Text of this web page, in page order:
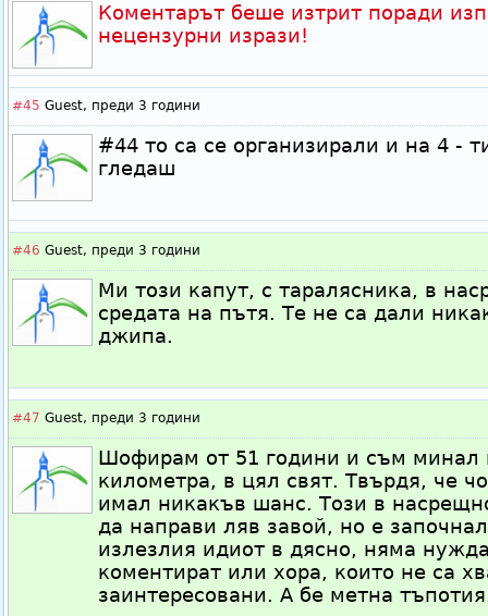
Коментарът беше изтрит поради
нецензурни изрази!
#45 Guest, преди 3 години
#44 то са се организирали и на 4 -
гледаш
#46 Guest, преди 3 години
Ми този капут, с таралясника, в
средата на пътя. Те не са дали
джипа.
#47 Guest, преди 3 години
Шофирам от 51 години и съм минал
километра, в цял свят. Твърдя, че
имал никакъв шанс. Този в
да направи ляв завой, но е
излезлия идиот в дясно, няма
коментират или хора, които не са
заинтересовани. А бе метна